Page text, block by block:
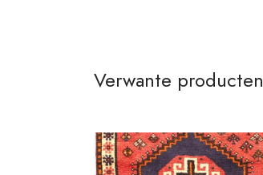
Verwante producten